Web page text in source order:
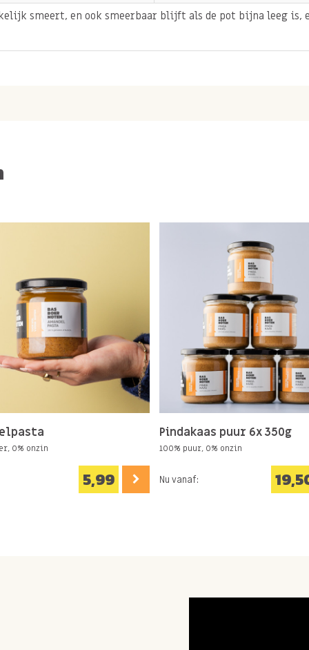
voedzaam. Cashewnoten
eiwitten –
snack.
smeert, en ook smeerbaar blijft als de pot bijna leeg
0% onzin
5,99
Pindakaas puur 6x 350g
100% puur, 0% onzin
Nu vanaf: